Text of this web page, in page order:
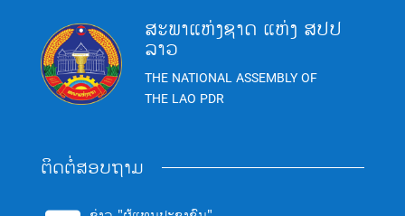
ສະພາແຫ່ງຊາດ ແຫ່ງ ສປປ
ລາວ
THE NATIONAL ASSEMBLY OF
THE LAO PDR
ຕິດຕໍ່ສອບຖາມ